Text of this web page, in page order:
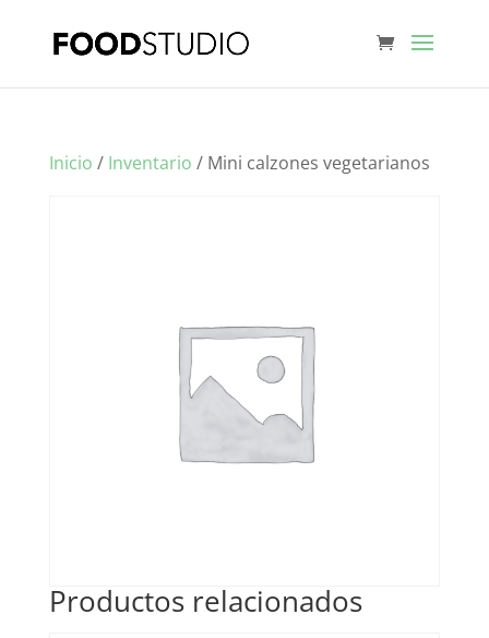
Inicio / Inventario / Mini calzones vegetarianos
Productos relacionados